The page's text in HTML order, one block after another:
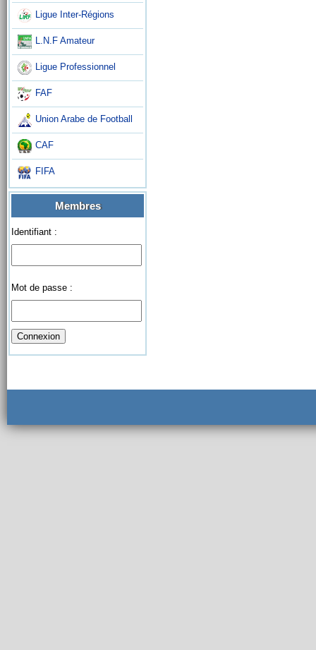
Ligue Inter-Régions
L.N.F Amateur
Ligue Professionnel
FAF
Union Arabe de Football
CAF
FIFA
Membres
Identifiant :
Mot de passe :